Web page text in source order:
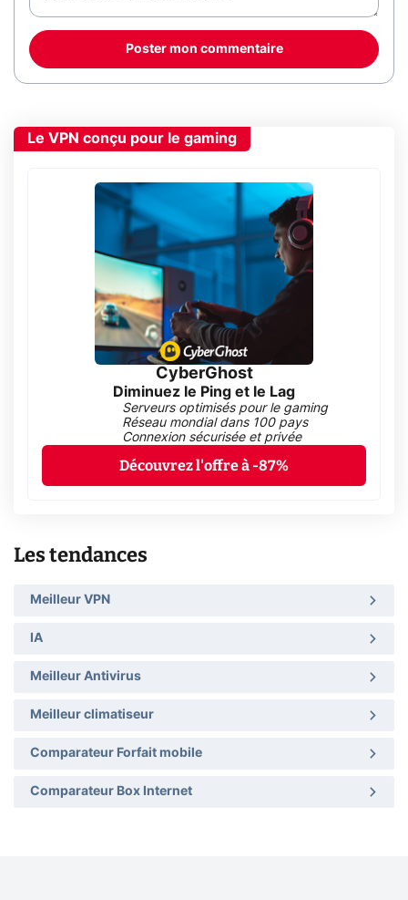
Poster mon commentaire
Le VPN conçu pour le gaming
CyberGhost
Diminuez le Ping et le Lag
Serveurs optimisés pour le gaming
Réseau mondial dans 100 pays
Connexion sécurisée et privée
Découvrez l'offre à -87%
Les tendances
Meilleur VPN
IA
Meilleur Antivirus
Meilleur climatiseur
Comparateur Forfait mobile
Comparateur Box Internet